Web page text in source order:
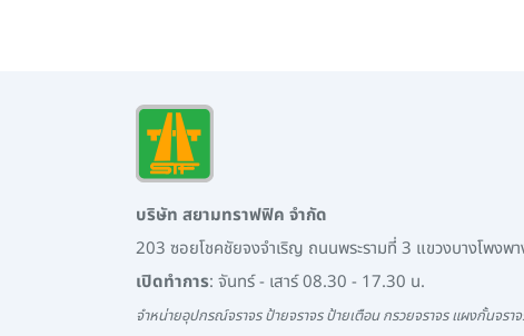
บริษัท สยามทราฟฟิค จำกัด
203 ซอยโชคชัยจงจำเริญ ถนนพระรามที่ 3 แขวงบางโพงพ
เปิดทำการ: จันทร์ - เสาร์ 08.30 - 17.30 น.
จำหน่ายอุปกรณ์จราจร ป้ายจราจร ป้ายเตือน กรวยจราจร แผงกั้นจรา